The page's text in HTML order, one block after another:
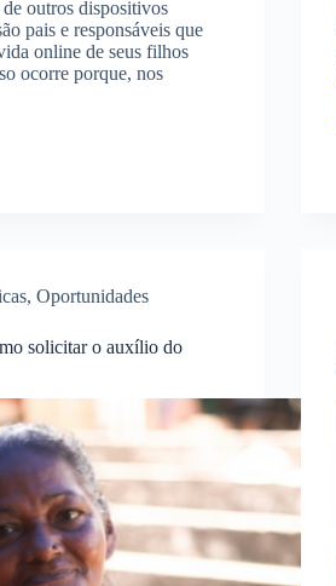
outros dispositivos
pais e responsáveis que
online de seus filhos
ocorre porque, nos
, Oportunidades
solicitar o auxílio do